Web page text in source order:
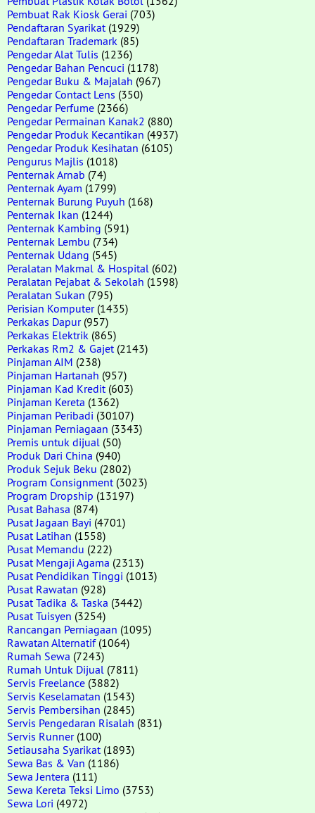
Pembuat Rak Kiosk Gerai (703)
Pendaftaran Syarikat (1929)
Pendaftaran Trademark (85)
Pengedar Alat Tulis (1236)
Pengedar Bahan Pencuci (1178)
Pengedar Buku & Majalah (967)
Pengedar Contact Lens (350)
Pengedar Perfume (2366)
Pengedar Permainan Kanak2 (880)
Pengedar Produk Kecantikan (4937)
Pengedar Produk Kesihatan (6105)
Pengurus Majlis (1018)
Penternak Arnab (74)
Penternak Ayam (1799)
Penternak Burung Puyuh (168)
Penternak Ikan (1244)
Penternak Kambing (591)
Penternak Lembu (734)
Penternak Udang (545)
Peralatan Makmal & Hospital (602)
Peralatan Pejabat & Sekolah (1598)
Peralatan Sukan (795)
Perisian Komputer(1435)
Perkakas Dapur(957)
Perkakas Elektrik (865)
Perkakas Rm2 & Gajet (2143)
Pinjaman AIM (238)
Pinjaman Hartanah (957)
Pinjaman Kad Kredit (603)
Pinjaman Kereta (1362)
Pinjaman Peribadi (30107)
Pinjaman Perniagaan (3343)
Premis untuk dijual (50)
Produk Dari China (940)
Produk Sejuk Beku (2802)
Program Consignment (3023)
Program Dropship (13197)
Pusat Bahasa (874)
Pusat Jagaan Bayi (4701)
Pusat Latihan (1558)
Pusat Memandu (222)
Pusat Mengaji Agama (2313)
Pusat Pendidikan Tinggi (1013)
Pusat Rawatan (928)
Pusat Tadika & Taska (3442)
Pusat Tuisyen (3254)
Rancangan Perniagaan (1095)
Rawatan Alternatif(1064)
Rumah Sewa (7243)
Rumah Untuk Dijual (7811)
Servis Freelance (3882)
Servis Keselamatan (1543)
Servis Pembersihan (2845)
Servis Pengedaran Risalah (831)
Servis Runner(100)
Setiausaha Syarikat (1893)
Sewa Bas & Van (1186)
Sewa Jentera (111)
Sewa Kereta Teksi Limo (3753)
Sewa Lori (4972)